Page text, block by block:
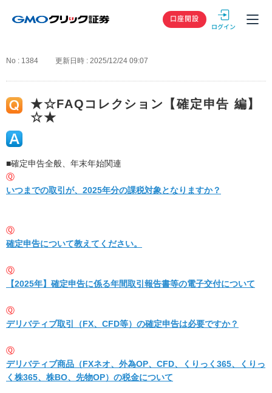
GMOクリック
口座開設
No : 1384 更新日時 : 2025/12/24 09:07
★☆FAQコレクション【確定申告 編】
☆★
■確定申告全般、年末年始関連
Ⓠ
いつまでの取引が、2025年分の課税対象となりますか？
Ⓠ
確定申告について教えてください。
Ⓠ
【2025年】確定申告に係る年間取引報告書等の電子交付について
Ⓠ
デリバティブ取引（FX、CFD等）の確定申告は必要ですか？
Ⓠ
デリバティブ商品（FXネオ、外為OP、CFD、くりっく365、くりっ
く株365、株BO、先物OP）の税金について